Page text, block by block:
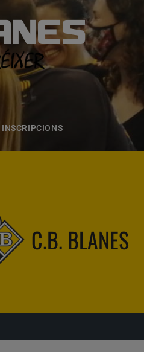
INSCRIPCIONS
C.B. BLANES